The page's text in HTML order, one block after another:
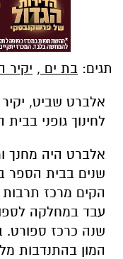
תגים: בת ים , יקיר
אלברט שביט,
לחינוך גופני
שנים בבית הספר
שנה כרכז
המון בהתנדבות